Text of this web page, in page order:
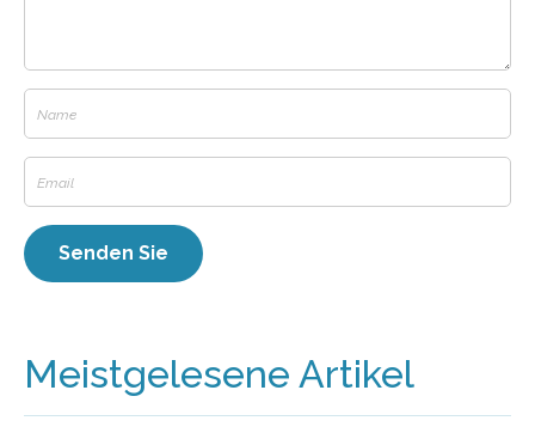
Meistgelesene Artikel